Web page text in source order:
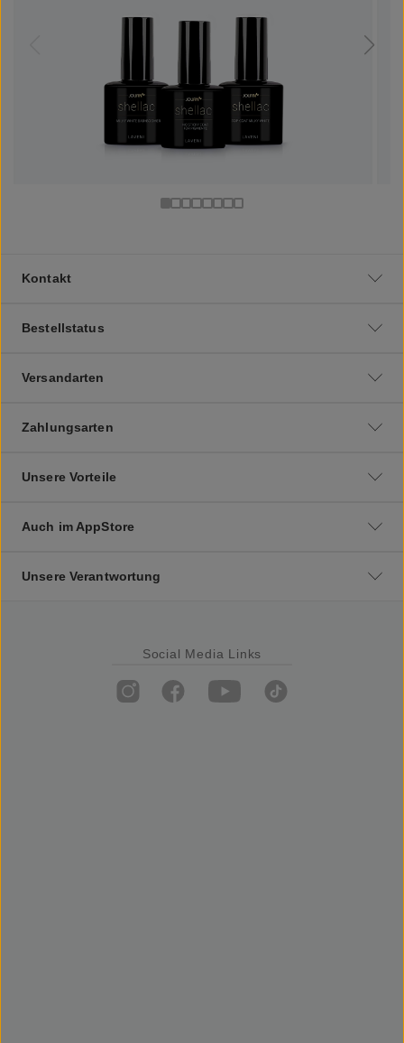
Kontakt
Bestellstatus
Versandarten
Zahlungsarten
Unsere Vorteile
Auch im AppStore
Unsere Verantwortung
Social Media Links